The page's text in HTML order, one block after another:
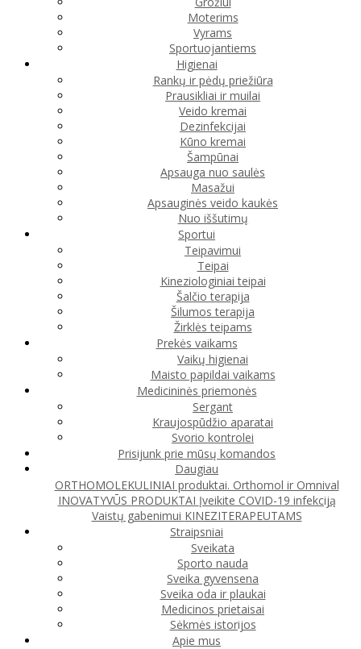
Moterims
Vyrams
Sportuojantiems
Higienai
Rankų ir pėdų priežiūra
Prausikliai ir muilai
Veido kremai
Dezinfekcijai
Kūno kremai
Šampūnai
Apsauga nuo saulės
Masažui
Apsauginės veido kaukės
Nuo iššutimų
Sportui
Teipavimui
Teipai
Kineziologiniai teipai
Šalčio terapija
Šilumos terapija
Žirklės teipams
Prekės vaikams
Vaikų higienai
Maisto papildai vaikams
Medicininės priemonės
Sergant
Kraujospūdžio aparatai
Svorio kontrolei
Prisijunk prie mūsų komandos
Daugiau
ORTHOMOLEKULINIAI produktai. Orthomol ir Omnival
INOVATYVŪS PRODUKTAI Įveikite COVID-19 infekciją
Vaistų gabenimui KINEZITERAPEUTAMS
Straipsniai
Sveikata
Sporto nauda
Sveika gyvensena
Sveika oda ir plaukai
Medicinos prietaisai
Sėkmės istorijos
Apie mus